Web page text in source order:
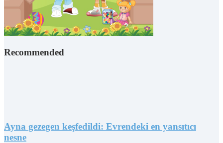
Recommended
Ayna gezegen keşfedildi: Evrendeki en yansıtıcı
nesne